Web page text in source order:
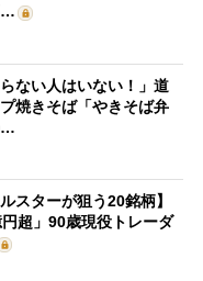
…
らない人はいない！」道
焼きそば「やきそば弁
…
スターが狙う20銘柄】
円超」90歳現役トレーダ